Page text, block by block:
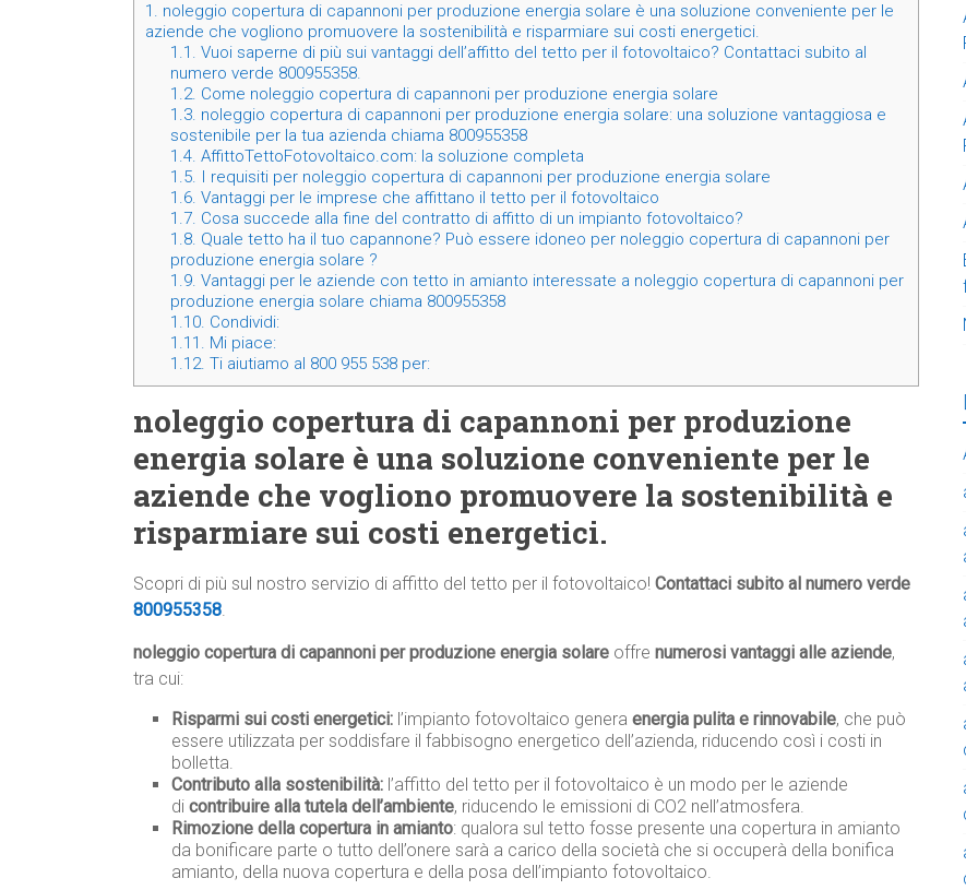
1. noleggio copertura di capannoni per produzione energia solare è una soluzione conveniente per le
aziende che vogliono promuovere la sostenibilità e risparmiare sui costi energetici.
1.1. Vuoi saperne di più sui vantaggi dell’affitto del tetto per il fotovoltaico? Contattaci subito al
numero verde 800955358.
1.2. Come noleggio copertura di capannoni per produzione energia solare
1.3. noleggio copertura di capannoni per produzione energia solare: una soluzione vantaggiosa e
sostenibile per la tua azienda chiama 800955358
1.4. AffittoTettoFotovoltaico.com: la soluzione completa
1.5. I requisiti per noleggio copertura di capannoni per produzione energia solare
1.6. Vantaggi per le imprese che affittano il tetto per il fotovoltaico
1.7. Cosa succede alla fine del contratto di affitto di un impianto fotovoltaico?
1.8. Quale tetto ha il tuo capannone? Può essere idoneo per noleggio copertura di capannoni per
produzione energia solare ?
1.9. Vantaggi per le aziende con tetto in amianto interessate a noleggio copertura di capannoni per
produzione energia solare chiama 800955358
1.10. Condividi:
1.11. Mi piace:
1.12. Ti aiutiamo al 800 955 538 per:
noleggio copertura di capannoni per produzione
energia solare è una soluzione conveniente per le
aziende che vogliono promuovere la sostenibilità e
risparmiare sui costi energetici.
Scopri di più sul nostro servizio di affitto del tetto per il fotovoltaico! Contattaci subito al numero verde
800955358.
noleggio copertura di capannoni per produzione energia solare offre numerosi vantaggi alle aziende,
tra cui:
Risparmi sui costi energetici: l’impianto fotovoltaico genera energia pulita e rinnovabile, che può
essere utilizzata per soddisfare il fabbisogno energetico dell’azienda, riducendo così i costi in
bolletta.
Contributo alla sostenibilità: l’affitto del tetto per il fotovoltaico è un modo per le aziende
di contribuire alla tutela dell’ambiente, riducendo le emissioni di CO2 nell’atmosfera.
Rimozione della copertura in amianto: qualora sul tetto fosse presente una copertura in amianto
da bonificare parte o tutto dell’onere sarà a carico della società che si occuperà della bonifica
amianto, della nuova copertura e della posa dell’impianto fotovoltaico.